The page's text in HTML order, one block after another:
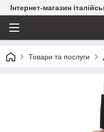
Інтернет-магазин
Товари та послуги